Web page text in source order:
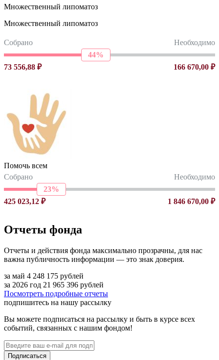
Множественный липоматоз
Множественный липоматоз
Собрано
Необходимо
44%
73 556,88 ₽
166 670,00 ₽
Помочь всем
Собрано
Необходимо
23%
425 023,12 ₽
1 846 670,00 ₽
Отчеты фонда
Отчеты и действия фонда максимально прозрачны, для нас
важна публичность информации — это знак доверия.
за май 4 248 175 рублей
за 2026 год 21 965 396 рублей
Посмотреть подробные отчеты
подпишитесь на нашу рассылку
Вы можете подписаться на рассылку и быть в курсе всех
событий, связанных с нашим фондом!
Подписаться